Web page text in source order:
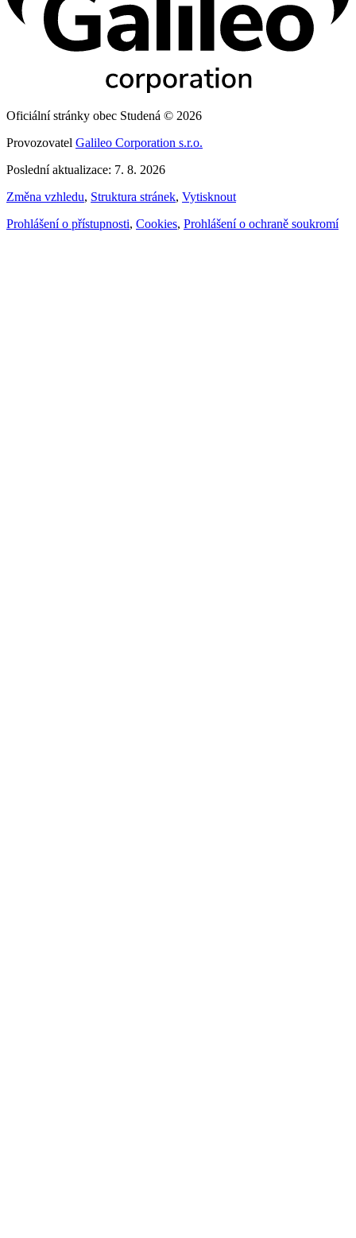
Oficiální stránky obec Studená © 2026
Provozovatel Galileo Corporation s.r.o.
Poslední aktualizace: 7. 8. 2026
Změna vzhledu, Struktura stránek, Vytisknout
Prohlášení o přístupnosti, Cookies, Prohlášení o ochraně soukromí